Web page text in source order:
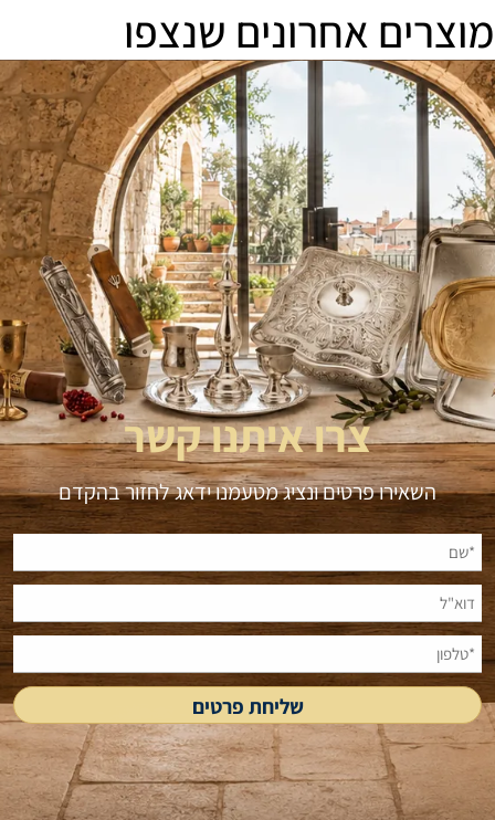
מוצרים אחרונים שנצפו
צרו איתנו קשר
השאירו פרטים ונציג מטעמנו ידאג לחזור בהקדם